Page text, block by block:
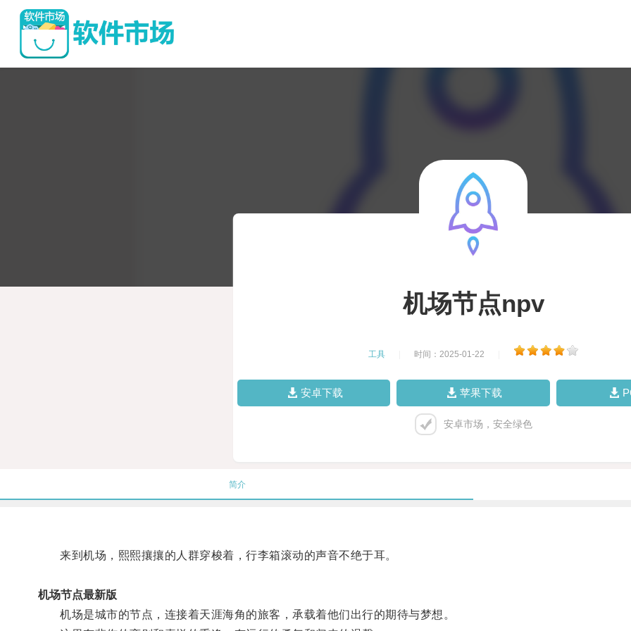
机场节点npv
工具 时间：2025-01-22
安卓下载 苹果下载
安卓市场，安全绿色
简介
来到机场，熙熙攘攘的人群穿梭着，行李箱滚动的声音不绝于耳。
机场节点最新版
机场是城市的节点，连接着天涯海角的旅客，承载着他们出行的期待与梦想。